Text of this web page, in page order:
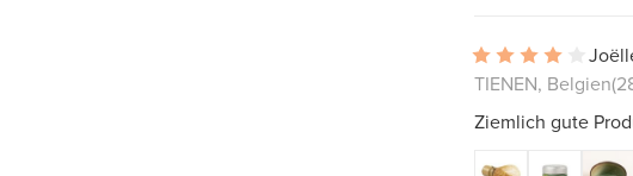
TIENEN, Belgien
Ziemlich gute